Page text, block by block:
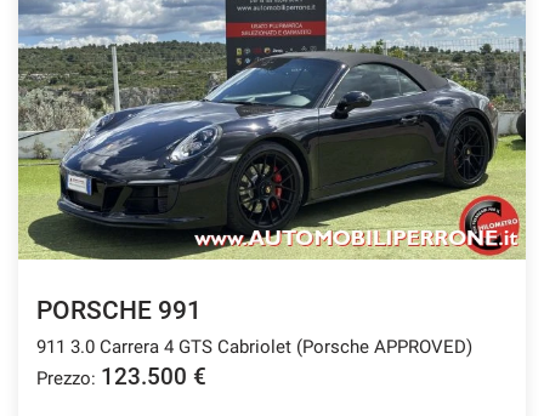
PORSCHE 991
911 3.0 Carrera 4 GTS Cabriolet (Porsche APPROVED)
Prezzo: 123.500 €